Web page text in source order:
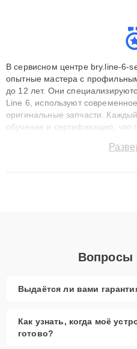
В сервисном центре bry.line-6-
опытные мастера с
до 12 лет. Они
Line 6, используют
оригинальные запчасти.
обучение и сертификацию, что
сохранением гарантии до 3
Вопросы
Выдаётся ли вами
Как узнать, когда моё
готово?